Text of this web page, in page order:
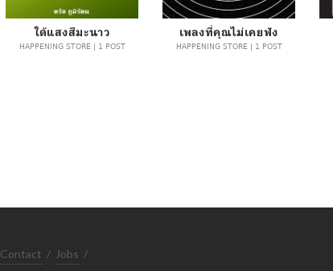
ใต้แสงสีมะนาว
HAPPENING STORE | 1 POST
เพลงที่คุณไม่เคยฟัง
HAPPENING STORE | 1 POST
Contact / Jobs /